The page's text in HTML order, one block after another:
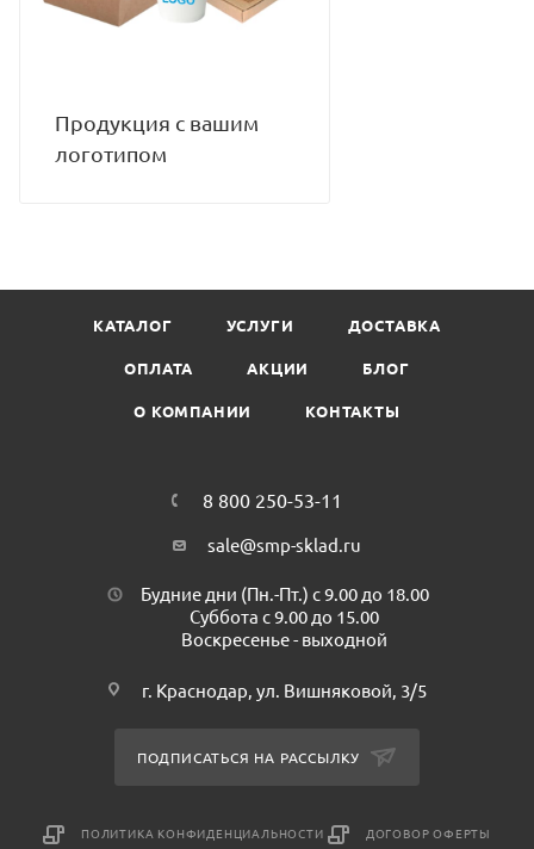
Продукция с вашим
логотипом
КАТАЛОГ УСЛУГИ ДОСТАВКА
ОПЛАТА АКЦИИ БЛОГ
О КОМПАНИИ КОНТАКТЫ
8 800 250-53-11
sale@smp-sklad.ru
Будние дни (Пн.-Пт.) с 9.00 до 18.00
Суббота с 9.00 до 15.00
Воскресенье - выходной
г. Краснодар, ул. Вишняковой, 3/5
ПОДПИСАТЬСЯ НА РАССЫЛКУ
ПОЛИТИКА КОНФИДЕНЦИАЛЬНОСТИ ДОГОВОР ОФЕРТЫ